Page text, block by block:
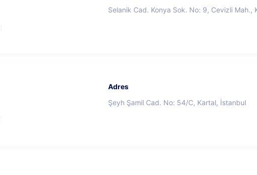
Selanik Cad. Konya Sok. No: 9, Cevizli Mah.,
Adres
Şeyh Şamil Cad. No: 54/C, Kartal, İstanbul